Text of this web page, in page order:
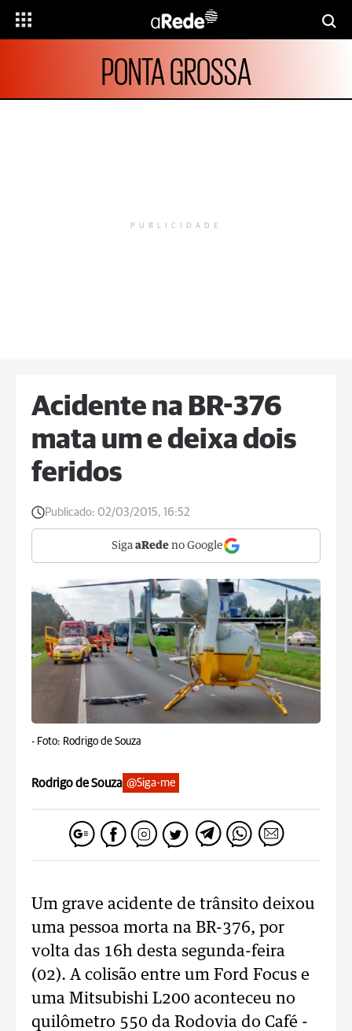
PONTA GROSSA
PUBLICIDADE
Acidente na BR-376
mata um e deixa dois
feridos
Publicado: 02/03/2015, 16:52
Siga aRede no Google
- Foto: Rodrigo de Souza
Rodrigo de Souza @Siga-me
Um grave acidente de trânsito deixou
uma pessoa morta na BR-376, por
volta das 16h desta segunda-feira
(02). A colisão entre um Ford Focus e
uma Mitsubishi L200 aconteceu no
quilômetro 550 da Rodovia do Café -